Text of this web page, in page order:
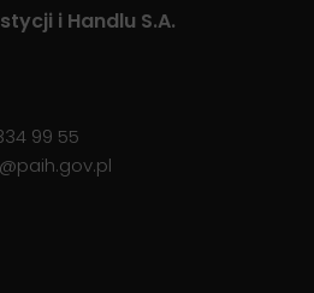
i Handlu S.A.
99 55